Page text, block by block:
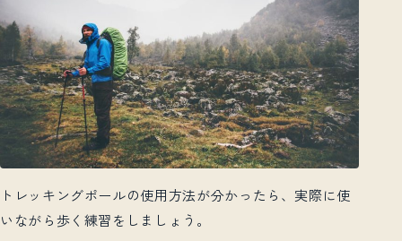
トレッキングポールの使用方法が分かったら、実際に使
いながら歩く練習をしましょう。